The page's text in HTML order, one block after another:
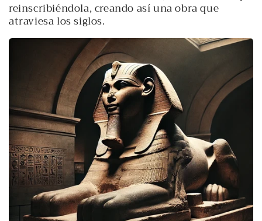
reinscribiéndola, creando así una obra que
atraviesa los siglos.